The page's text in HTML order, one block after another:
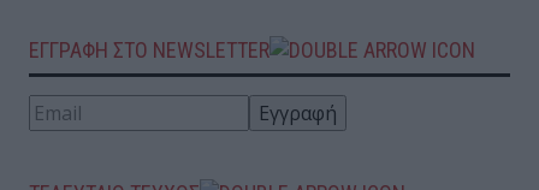
ΕΓΓΡΑΦΗ ΣΤΟ NEWSLETTER